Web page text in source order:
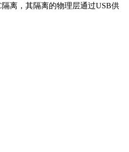
隔离，其隔离的物理层通过USB供